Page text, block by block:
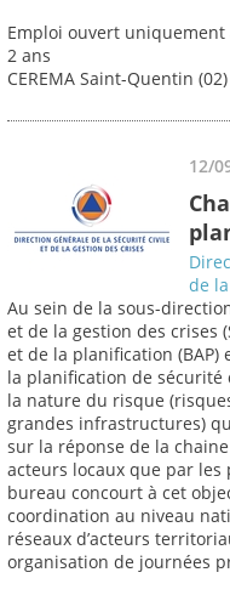
Emploi ouvert uniquement
2 ans
CEREMA Saint-Quentin (02)
12/
de
Au sein de la sous-
et de la gestion des crises
et de la planification (BAP)
la planification de
la nature du risque
grandes infrastructures)
sur la réponse de la
acteurs locaux que par
bureau concourt à cet
coordination au niveau
réseaux d’acteurs
organisation de journées